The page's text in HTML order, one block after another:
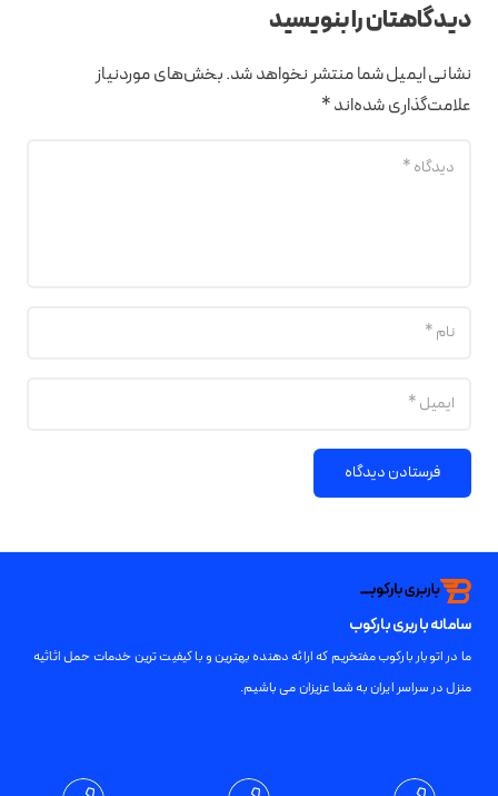
دیدگاهتان را بنویسید
نشانی ایمیل شما منتشر نخواهد شد.بخش‌های موردنیاز
علامت‌گذاری شده‌اند*
فرستادن دیدگاه
سامانه باربری بارکوب
ما در اتوبار بارکوب مفتخریم که ارائه دهنده بهترین و با کیفیت ترین خدمات حمل اثاثیه
منزل در سراسر ایران به شما عزیزان می باشیم.